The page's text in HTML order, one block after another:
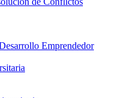
Emprendedor